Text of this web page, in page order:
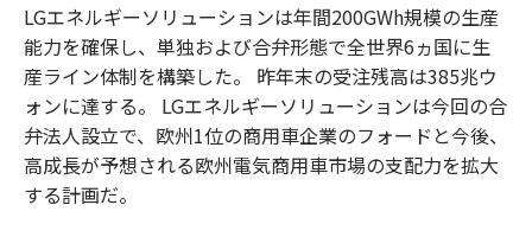
LGエネルギーソリューションは年間200GWh規模の生産
能力を確保し、単独および合弁形態で全世界6ヵ国に生
産ライン体制を構築した。 昨年末の受注残高は385兆ウ
ォンに達する。 LGエネルギーソリューションは今回の合
弁法人設立で、欧州1位の商用車企業のフォードと今後、
高成長が予想される欧州電気商用車市場の支配力を拡大
する計画だ。